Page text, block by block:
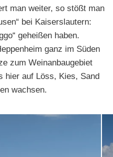
man weiter, so stößt man
bei Kaiserslautern:
geheißen haben.
ganz im Süden
zum Weinanbaugebiet
hier auf Löss, Kies, Sand
wachsen.